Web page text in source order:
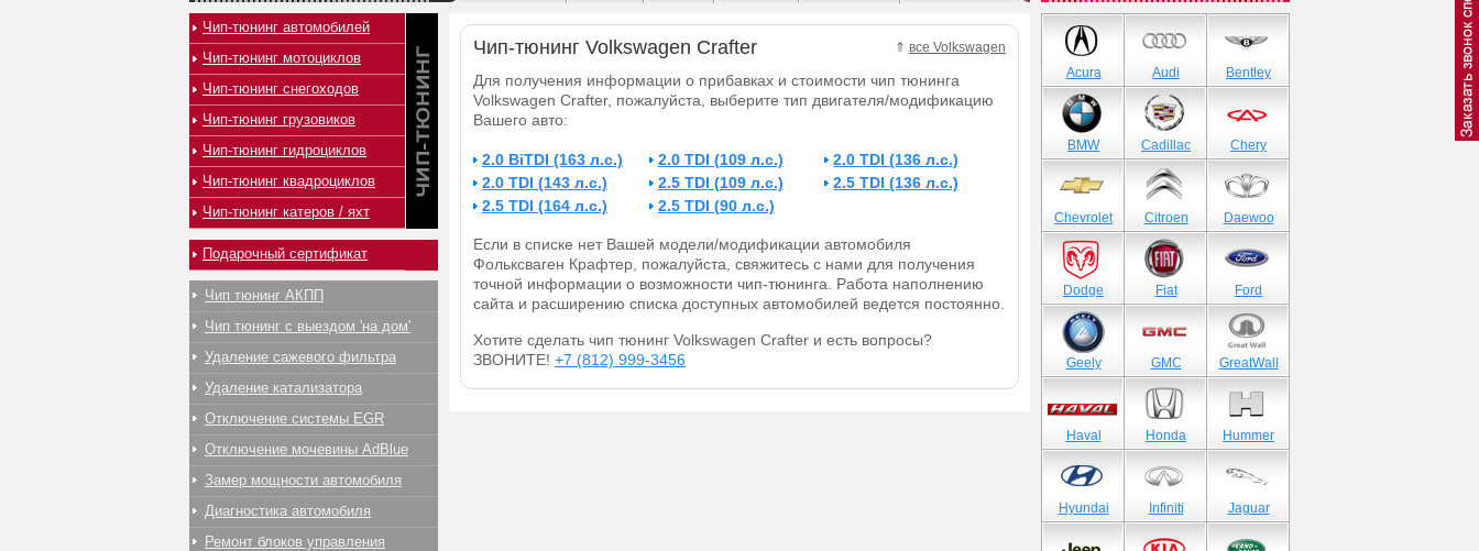
⇑ все Volkswagen
Чип-тюнинг Volkswagen Crafter
Для получения информации о прибавках и стоимости чип тюнинга
Volkswagen Crafter, пожалуйста, выберите тип двигателя/модификацию
Вашего авто:
2.0 BiTDI (163 л.с.) 2.0 TDI (109 л.с.)
2.0 TDI (136 л.с.)
2.0 TDI (143 л.с.)
2.5 TDI (109 л.с.)
2.5 TDI (136 л.с.)
2.5 TDI (164 л.с.)
2.5 TDI (90 л.с.)
Если в списке нет Вашей модели/модификации автомобиля
Фольксваген Крафтер, пожалуйста, свяжитесь с нами для получения
точной информации о возможности чип-тюнинга. Работа наполнению
сайта и расширению списка доступных автомобилей ведется постоянно.
Хотите сделать чип тюнинг Volkswagen Crafter и есть вопросы?
ЗВОНИТЕ! +7 (812) 999-3456
Чип-тюнинг автомобилей
Чип-тюнинг мотоциклов
Чип-тюнинг снегоходов
Чип-тюнинг грузовиков
Чип-тюнинг гидроциклов
Чип-тюнинг квадроциклов
Чип-тюнинг катеров / яхт
Подарочный сертификат
Чип тюнинг АКПП
Чип тюнинг с выездом 'на дом'
Удаление сажевого фильтра
Удаление катализатора
Отключение системы EGR
Отключение мочевины AdBlue
Замер мощности автомобиля
Диагностика автомобиля
Ремонт блоков управления
Acura Audi Bentley
BMW Cadillac Chery
Chevrolet Citroen Daewoo
Dodge Fiat Ford
Geely GMC GreatWall
Haval Honda Hummer
Hyundai Infiniti Jaguar